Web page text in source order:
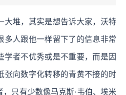
大堆，其实是想告诉大家，沃特
多人跟他一样留下了的信息非常
学者不优秀或是不重要，而是因
张向数字化转移的青黄不接的时
只有少数像马克斯·韦伯、埃米